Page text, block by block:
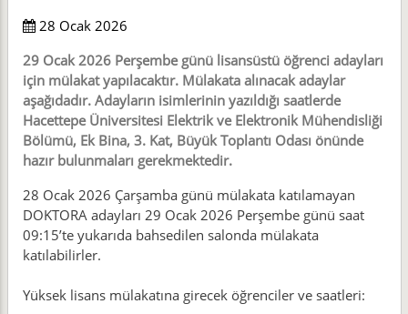
28 Ocak 2026
29 Ocak 2026 Perşembe günü lisansüstü öğrenci adayları
için mülakat yapılacaktır. Mülakata alınacak adaylar
aşağıdadır. Adayların isimlerinin yazıldığı saatlerde
Hacettepe Üniversitesi Elektrik ve Elektronik Mühendisliği
Bölümü, Ek Bina, 3. Kat, Büyük Toplantı Odası önünde
hazır bulunmaları gerekmektedir.
28 Ocak 2026 Çarşamba günü mülakata katılamayan
DOKTORA adayları 29 Ocak 2026 Perşembe günü saat
09:15’te yukarıda bahsedilen salonda mülakata
katılabilirler.
Yüksek lisans mülakatına girecek öğrenciler ve saatleri: